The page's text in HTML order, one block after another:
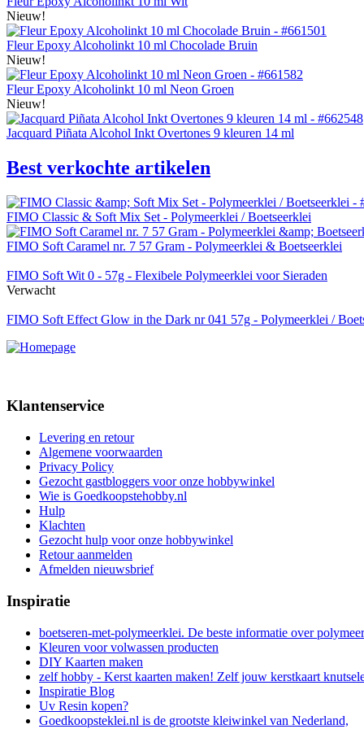
Nieuw!
Fleur Epoxy Alcoholinkt 10 ml Chocolade Bruin
Nieuw!
Fleur Epoxy Alcoholinkt 10 ml Neon Groen
Nieuw!
Jacquard Piñata Alcohol Inkt Overtones 9 kleuren 14 ml
Best verkochte artikelen
FIMO Classic & Soft Mix Set - Polymeerklei / Boetseerklei
FIMO Soft Caramel nr. 7 57 Gram - Polymeerklei & Boetseerklei
FIMO Soft Wit 0 - 57g - Flexibele Polymeerklei voor Sieraden
Verwacht
FIMO Soft Effect Glow in the Dark nr 041 57g - Polymeerklei /
Klantenservice
Levering en retour
Algemene voorwaarden
Privacy Policy
Gezocht gastbloggers voor onze hobbywinkel
Wie is Goedkoopstehobby.nl
Hulp
Klachten
Gezocht hulp voor onze hobbywinkel
Retour aanmelden
Afmelden nieuwsbrief
Inspiratie
boetseren-met-polymeerklei. De beste informatie over
Kleuren voor volwassen producten
DIY Kaarten maken
zelf hobby - Kerst kaarten maken! Zelf jouw kerstkaart
Inspiratie Blog
Uv Resin kopen?
Goedkoopsteklei.nl is de grootste kleiwinkel van Nederland,